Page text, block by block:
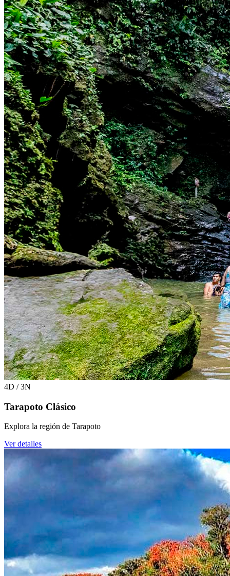
4D / 3N
Tarapoto Clásico
Explora la región de Tarapoto
Ver detalles